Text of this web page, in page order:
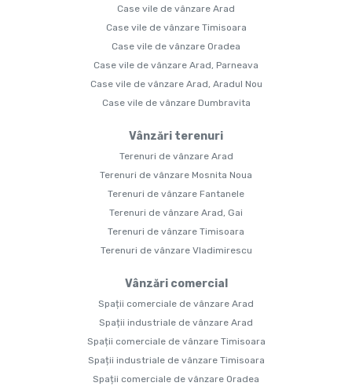
Case vile de vânzare Arad
Case vile de vânzare Timisoara
Case vile de vânzare Oradea
Case vile de vânzare Arad, Parneava
Case vile de vânzare Arad, Aradul Nou
Case vile de vânzare Dumbravita
Vânzări terenuri
Terenuri de vânzare Arad
Terenuri de vânzare Mosnita Noua
Terenuri de vânzare Fantanele
Terenuri de vânzare Arad, Gai
Terenuri de vânzare Timisoara
Terenuri de vânzare Vladimirescu
Vânzări comercial
Spații comerciale de vânzare Arad
Spații industriale de vânzare Arad
Spații comerciale de vânzare Timisoara
Spații industriale de vânzare Timisoara
Spații comerciale de vânzare Oradea